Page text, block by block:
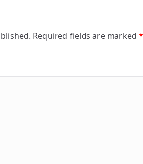
Required fields are marked*